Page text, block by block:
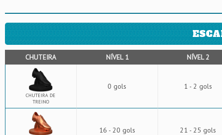
CHUTEIRA NÍVEL 1 NÍVEL 2
CHUTEIRA DE
TREINO
0 gols 1 - 2 gols
16 - 20 gols 21 - 25 gols